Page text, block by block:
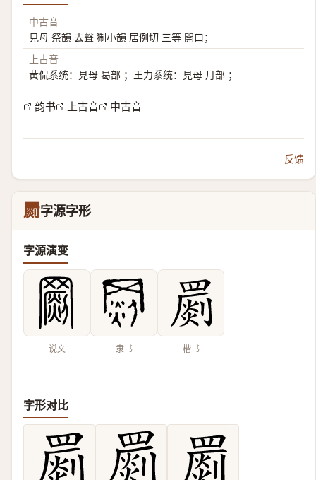
中古音
見母 祭韻 去聲 猘小韻 居例切 三等 開口；
上古音
黄侃系统：見母 曷部 ；王力系统：見母 月部 ；
韵书 上古音 中古音
反馈
罽字源字形
字源演变
说文 隶书 楷书
字形对比